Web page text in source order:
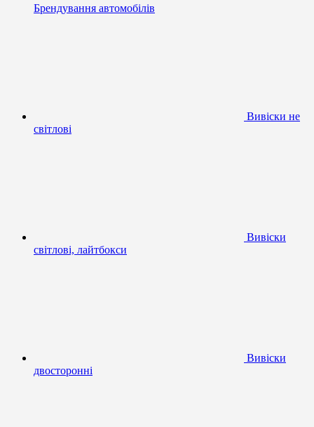
Брендування автомобілів
Вивіски не
світлові
Вивіски
світлові, лайтбокси
Вивіски
двосторонні